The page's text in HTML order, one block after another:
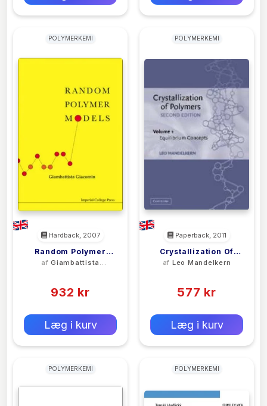
POLYMERKEMI
Hardback, 2007
Random Polymer
Models
afGiambattista
932 kr
Læg i kurv
POLYMERKEMI
Paperback, 2011
Crystallization Of
Polymers: Volume 1,
af Leo Mandelkern
577 kr
Læg i kurv
POLYMERKEMI POLYMERKEMI